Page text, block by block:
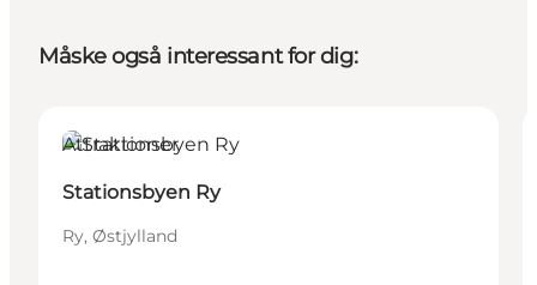
Måske også interessant for dig:
Attraktioner
Stationsbyen Ry
Ry, Østjylland